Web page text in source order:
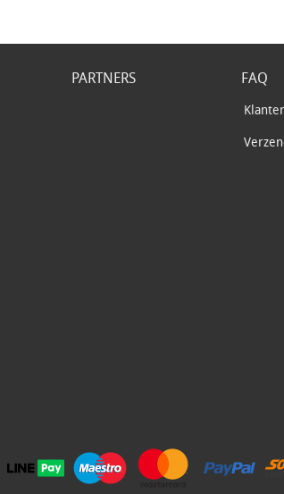
PARTNERS FAQ